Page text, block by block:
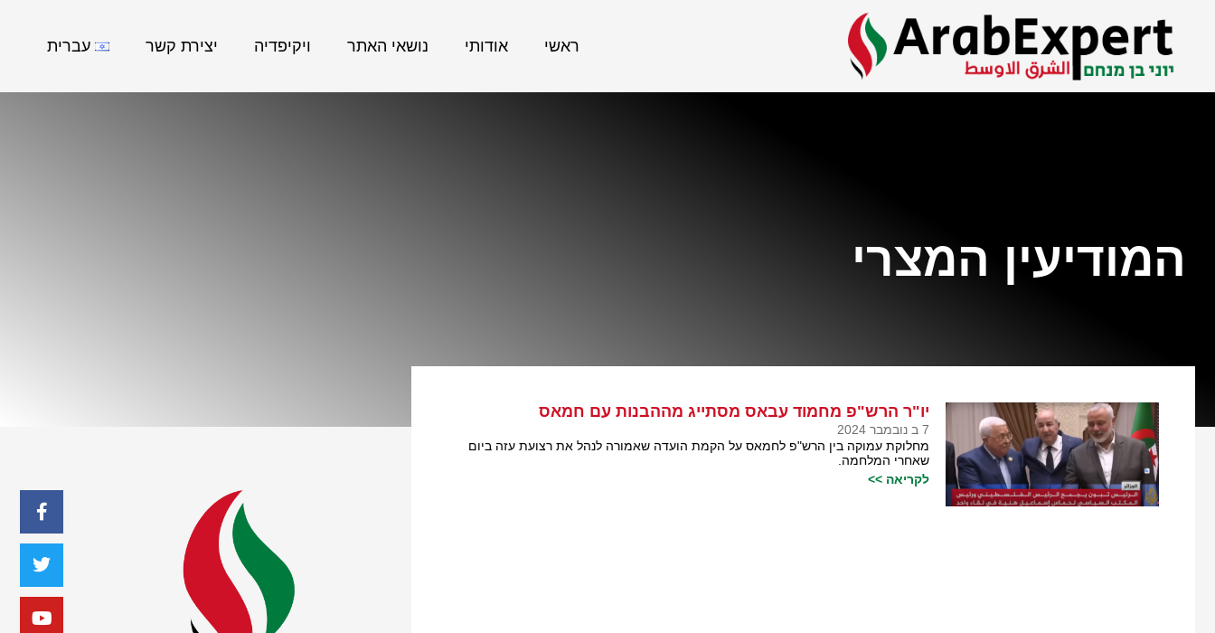
ראשי אודותי נושאי האתר ויקיפדיה יצירת קשר עברית
המודיעין המצרי
יו"ר הרש"פ מחמוד עבאס מסתייג מההבנות עם חמאס
7 ב נובמבר 2024
מחלוקת עמוקה בין הרש"פ לחמאס על הקמת הועדה שאמורה לנהל את רצועת עזה ביום
שאחרי המלחמה.
לקריאה >>